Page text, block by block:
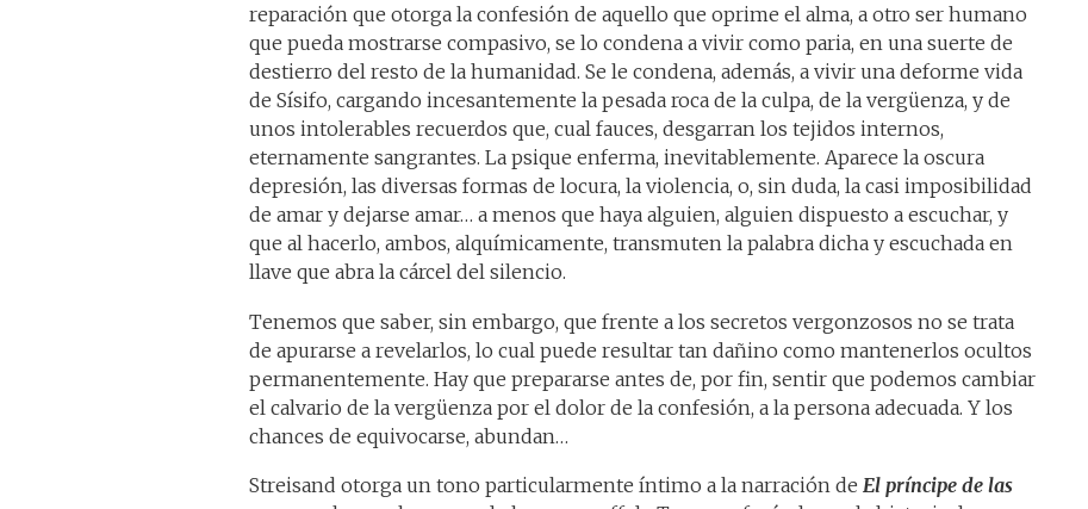
reparación que otorga la confesión de aquello que oprime el alma, a otro ser humano
que pueda mostrarse compasivo, se lo condena a vivir como paria, en una suerte de
destierro del resto de la humanidad. Se le condena, además, a vivir una deforme vida
de Sísifo, cargando incesantemente la pesada roca de la culpa, de la vergüenza, y de
unos intolerables recuerdos que, cual fauces, desgarran los tejidos internos,
eternamente sangrantes. La psique enferma, inevitablemente. Aparece la oscura
depresión, las diversas formas de locura, la violencia, o, sin duda, la casi imposibilidad
de amar y dejarse amar… a menos que haya alguien, alguien dispuesto a escuchar, y
que al hacerlo, ambos, alquímicamente, transmuten la palabra dicha y escuchada en
llave que abra la cárcel del silencio.
Tenemos que saber, sin embargo, que frente a los secretos vergonzosos no se trata
de apurarse a revelarlos, lo cual puede resultar tan dañino como mantenerlos ocultos
permanentemente. Hay que prepararse antes de, por fin, sentir que podemos cambiar
el calvario de la vergüenza por el dolor de la confesión, a la persona adecuada. Y los
chances de equivocarse, abundan…
Streisand otorga un tono particularmente íntimo a la narración de El príncipe de las